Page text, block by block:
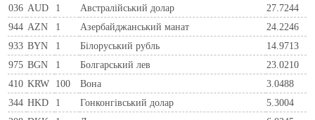
036 AUD 1 Австралійський долар
27.7244
944 AZN 1 Азербайджанський манат
24.2246
933 BYN 1 Бiлоруський рубль
14.9713
975 BGN 1 Болгарський лев
23.0210
410 KRW 100 Вона
3.0488
344 HKD 1 Гонконгівський долар
5.3004